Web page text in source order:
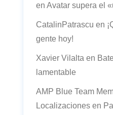
en Avatar supera el
CatalinPatrascu en
gente hoy!
Xavier Vilalta en
lamentable
AMP Blue Team
Localizaciones en